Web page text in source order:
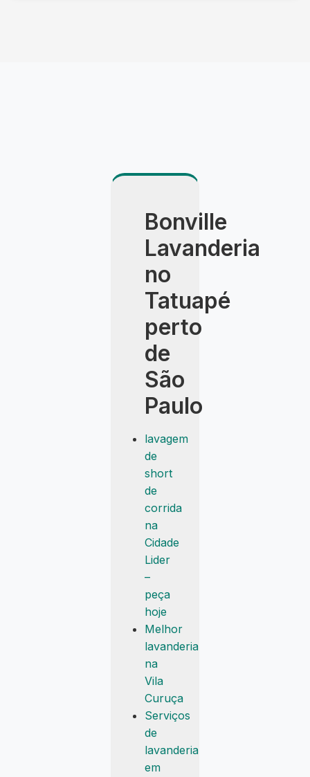
Bonville
Lavanderia
no
Tatuapé
perto
de
São
Paulo
lavagem
de
short
de
corrida
na
Cidade
Lider
–
peça
hoje
Melhor
lavanderia
na
Vila
Curuça
Serviços
de
lavanderia
em